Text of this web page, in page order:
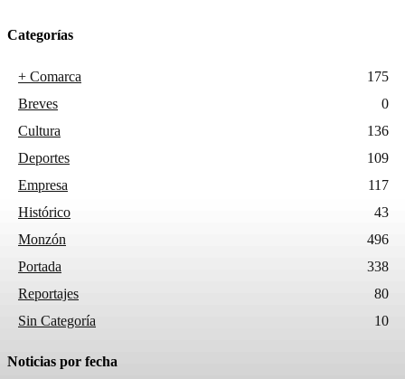
Categorías
+ Comarca
175
Breves
0
Cultura
136
Deportes
109
Empresa
117
Histórico
43
Monzón
496
Portada
338
Reportajes
80
Sin Categoría
10
Noticias por fecha